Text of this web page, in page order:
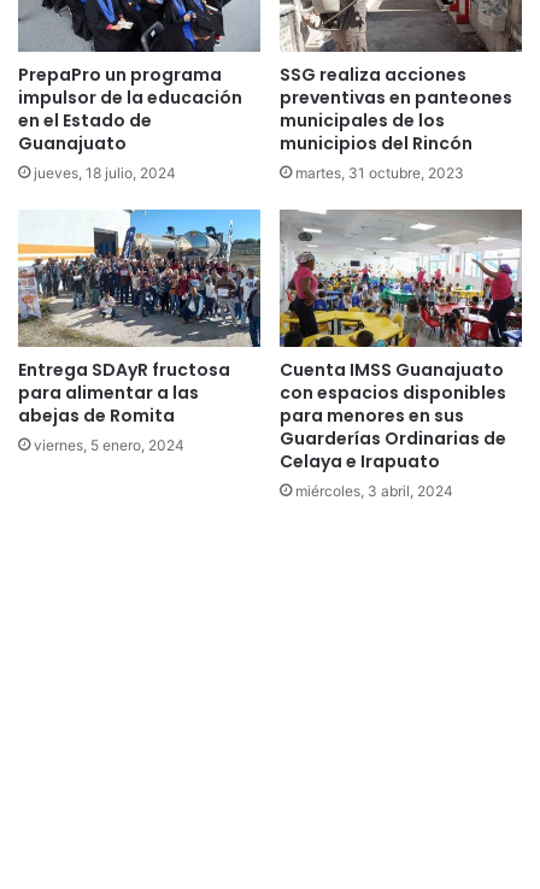
PrepaPro un programa
impulsor de la educación
en el Estado de
Guanajuato
jueves, 18 julio, 2024
SSG realiza acciones
preventivas en panteones
municipales de los
municipios del Rincón
martes, 31 octubre, 2023
Entrega SDAyR fructosa
para alimentar a las
abejas de Romita
viernes, 5 enero, 2024
Cuenta IMSS Guanajuato
con espacios disponibles
para menores en sus
Guarderías Ordinarias de
Celaya e Irapuato
miércoles, 3 abril, 2024